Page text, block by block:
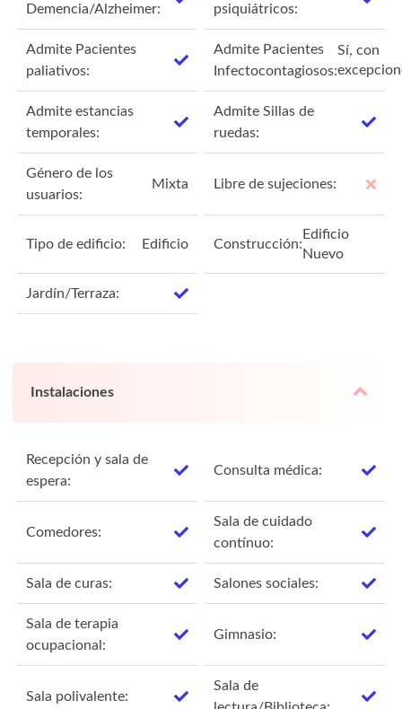
Demencia/Alzheimer:
psiquiátricos:
Admite Pacientes
paliativos:
Admite Pacientes
Infectocontagiosos:
Sí, con
Admite estancias
temporales:
Admite Sillas de
ruedas:
Género de los
usuarios:
Mixta Libre de sujeciones:
Tipo de edificio: Edificio Construcción:
Edificio
Nuevo
Jardín/Terraza:
Instalaciones
Recepción y sala de
espera:
Consulta médica:
Comedores:
Sala de cuidado
contínuo:
Sala de curas: Salones sociales:
Sala de terapia
ocupacional:
Gimnasio:
Sala polivalente:
Sala de